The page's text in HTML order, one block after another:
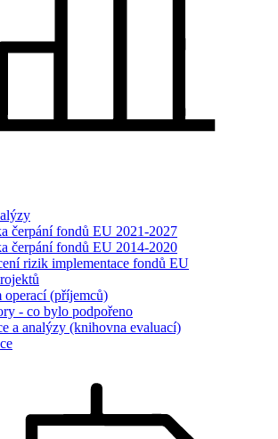
čerpání fondů EU 2021-2027
čerpání fondů EU 2014-2020
rizik implementace fondů EU
operací (příjemců)
- co bylo podpořeno
a analýzy (knihovna evaluací)